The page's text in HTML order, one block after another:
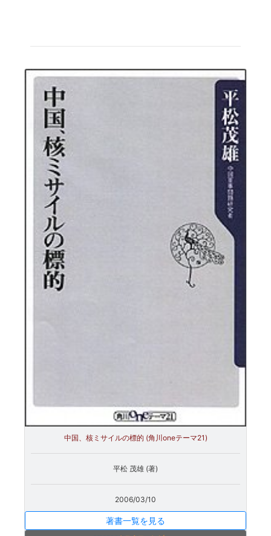
中国、核ミサイルの標的 (角川oneテーマ21)
平松 茂雄 (著)
2006/03/10
著書一覧を見る